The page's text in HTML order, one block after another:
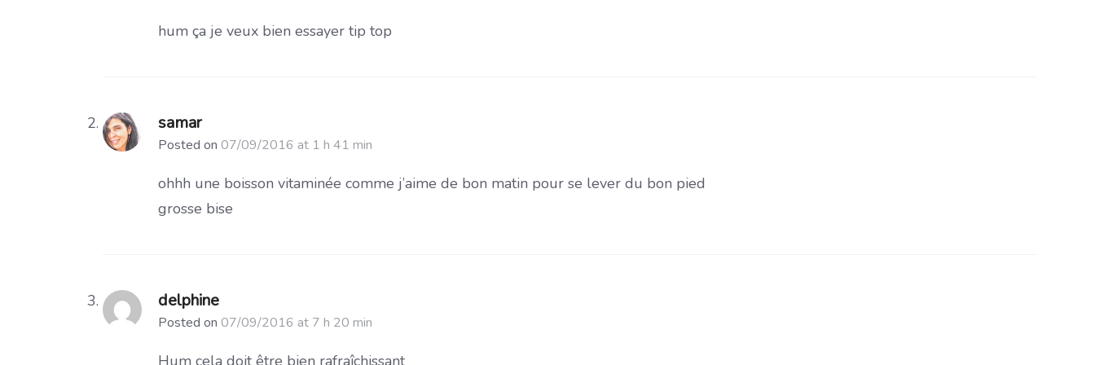
hum ça je veux bien essayer tip top
samar
Posted on 07/09/2016 at 1 h 41 min
ohhh une boisson vitaminée comme j’aime de bon matin pour se lever du bon pied
grosse bise
delphine
Posted on 07/09/2016 at 7 h 20 min
Hum cela doit être bien rafraîchissant